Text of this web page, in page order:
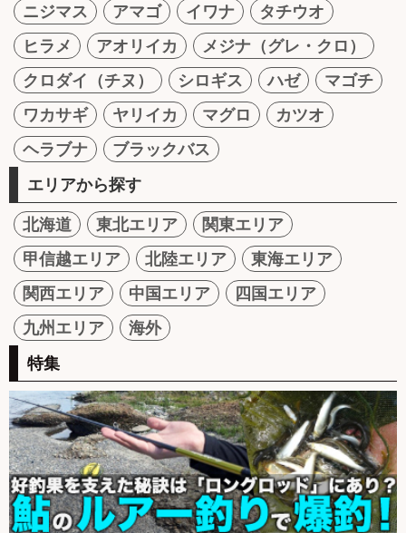
ニジマス
アマゴ イワナ
タチウオ
ヒラメ
アオリイカ
メジナ（グレ・クロ）
クロダイ（チヌ）
シロギス ハゼ
マゴチ
ワカサギ
ヤリイカ マグロ
カツオ
ヘラブナ
ブラックバス
エリアから探す
北海道 東北エリア
関東エリア
甲信越エリア
北陸エリア
東海エリア
関西エリア
中国エリア
四国エリア
九州エリア
海外
特集